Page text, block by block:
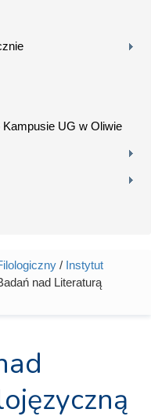
UG w Oliwie
/ Instytut
nad Literaturą